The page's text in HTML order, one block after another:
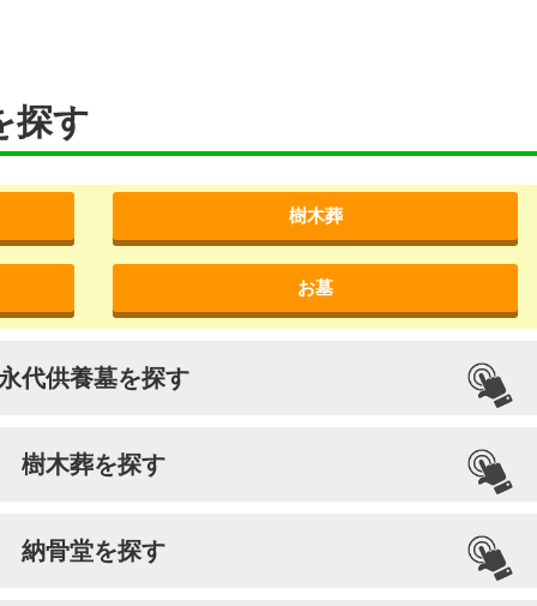
探す
樹木葬
お墓
代供養墓を探す
樹木葬を探す
納骨堂を探す